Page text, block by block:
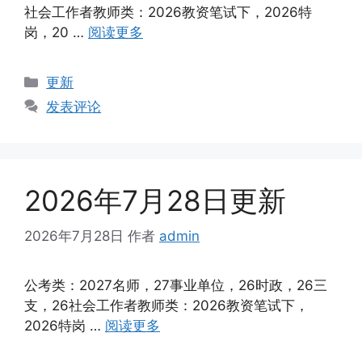
社会工作者教师类：2026教资笔试下，2026特
岗，20 … 阅读更多
分
类
更新
发表评论
2026年7月28日更新
2026年7月28日 作者 admin
公考类：2027名师，27事业单位，26时政，26三
支，26社会工作者教师类：2026教资笔试下，
2026特岗 … 阅读更多